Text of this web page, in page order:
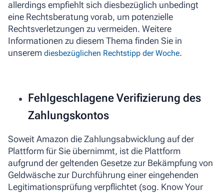
allerdings empfiehlt sich diesbezüglich unbedingt
eine Rechtsberatung vorab, um potenzielle
Rechtsverletzungen zu vermeiden. Weitere
Informationen zu diesem Thema finden Sie in
unserem diesbezüglichen Rechtstipp der Woche.
Fehlgeschlagene Verifizierung des
Zahlungskontos
Soweit Amazon die Zahlungsabwicklung auf der
Plattform für Sie übernimmt, ist die Plattform
aufgrund der geltenden Gesetze zur Bekämpfung von
Geldwäsche zur Durchführung einer eingehenden
Legitimationsprüfung verpflichtet (sog. Know Your